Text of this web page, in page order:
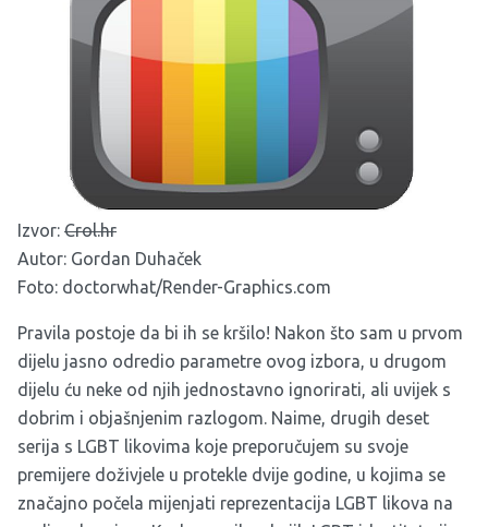
Izvor: Crol.hr
Autor: Gordan Duhaček
Foto: doctorwhat/Render-Graphics.com
Pravila postoje da bi ih se kršilo! Nakon što sam u prvom
dijelu jasno odredio parametre ovog izbora, u drugom
dijelu ću neke od njih jednostavno ignorirati, ali uvijek s
dobrim i objašnjenim razlogom. Naime, drugih deset
serija s LGBT likovima koje preporučujem su svoje
premijere doživjele u protekle dvije godine, u kojima se
značajno počela mijenjati reprezentacija LGBT likova na